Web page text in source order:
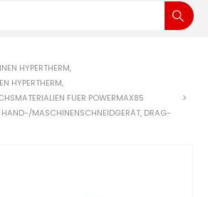
HYPERTHERM,
HYPERTHERM,
FUER POWERMAX85
MASCHINENSCHNEIDGERÄT, DRAG-